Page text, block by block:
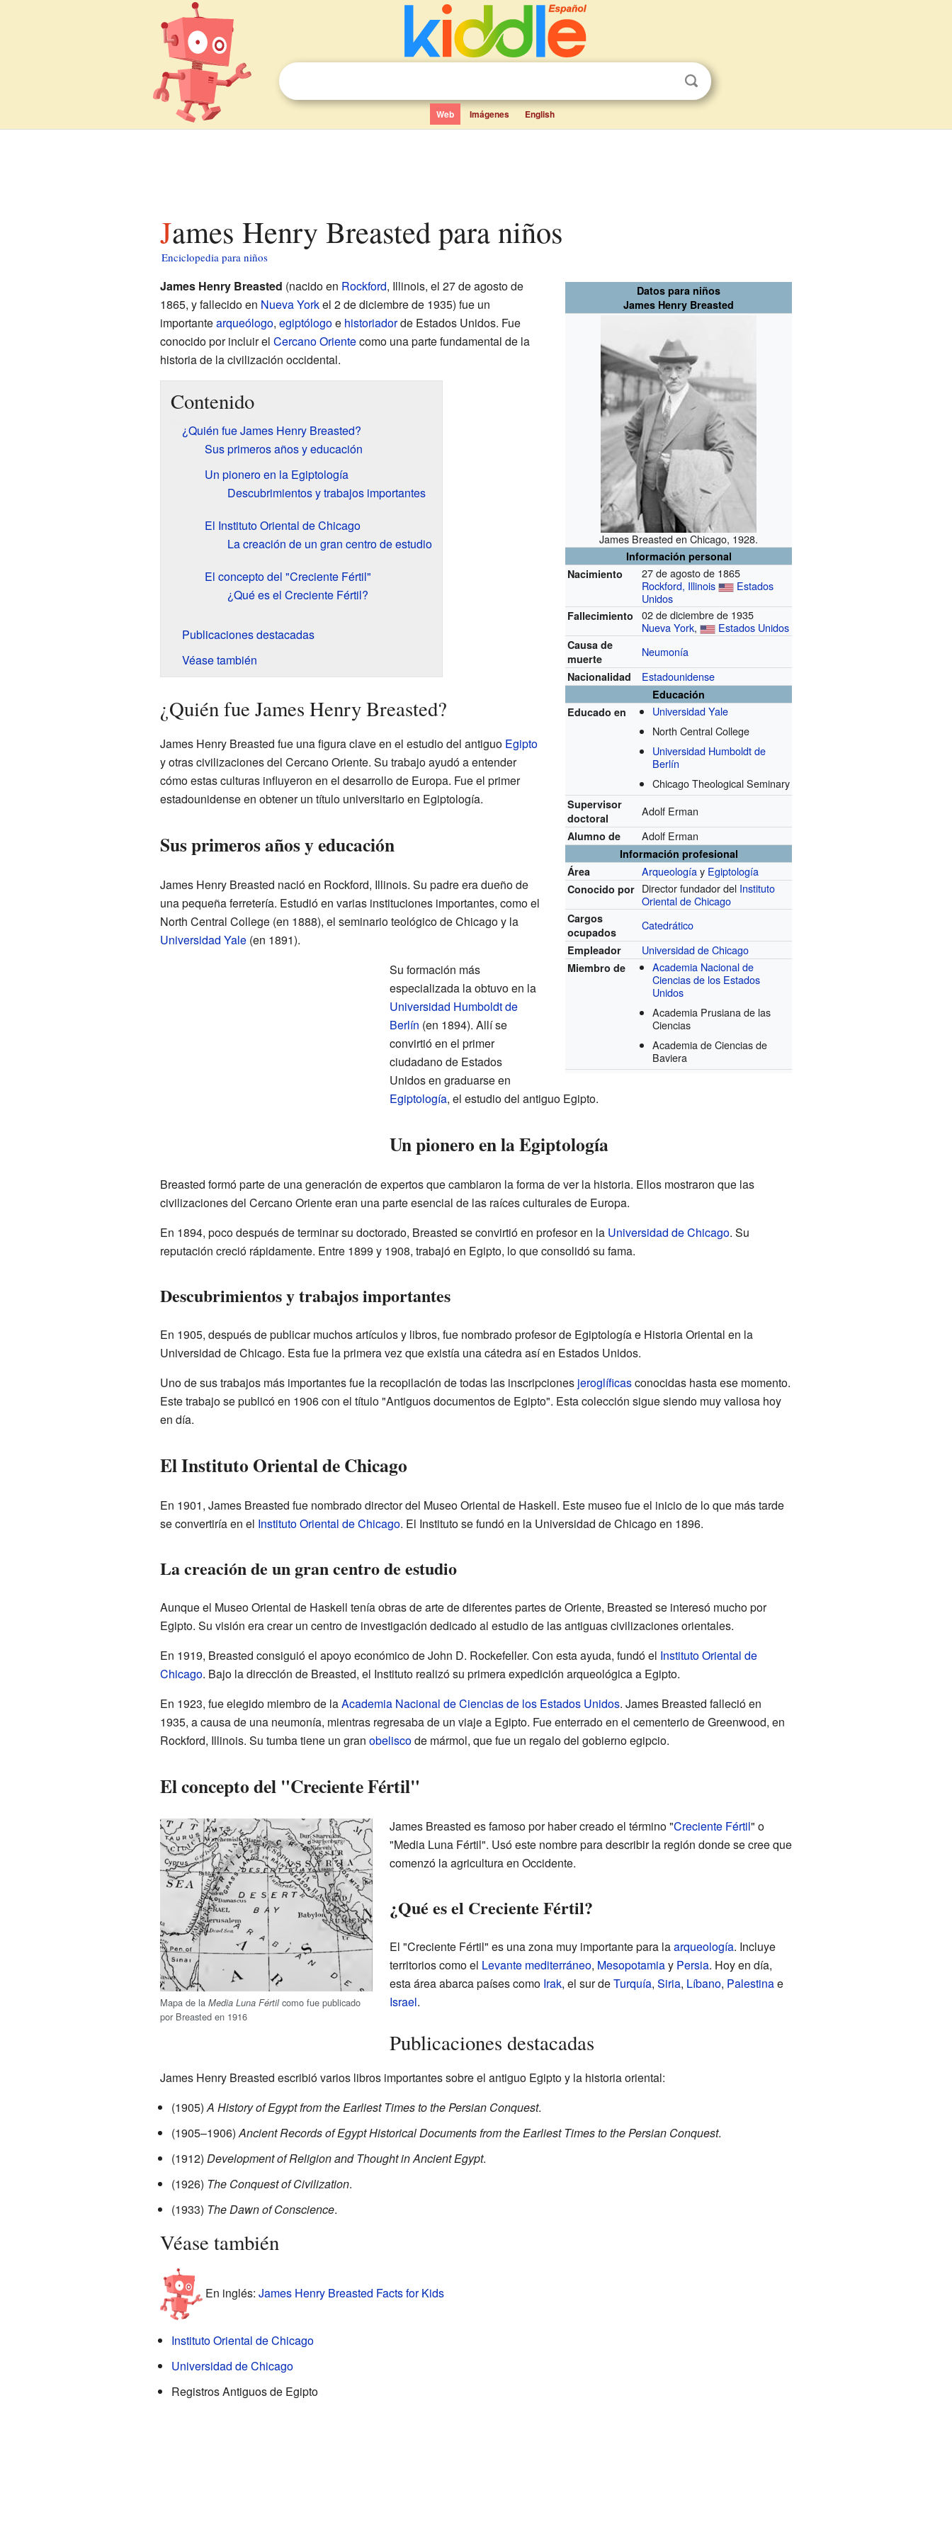
Web Imágenes English
James Henry Breasted para niños
Enciclopedia para niños
Datos para niños
James Henry Breasted
James Breasted en Chicago, 1928.
Información personal
Nacimiento
27 de agosto de 1865
Rockford, Illinois
Estados
Unidos
Fallecimiento
02 de diciembre de 1935
Nueva York, Estados Unidos
Causa de
muerte
Neumonía
Nacionalidad Estadounidense
Educación
Educado en
Universidad Yale
North Central College
Universidad Humboldt de
Berlín
Chicago Theological Seminary
Supervisor
doctoral
Adolf Erman
Alumno de Adolf Erman
Información profesional
Área
Arqueologíay Egiptología
Conocido por Director fundador del Instituto
Oriental de Chicago
Cargos
ocupados
Catedrático
Empleador Universidad de Chicago
Miembro de
Academia Nacional de
Ciencias de los Estados
Unidos
Academia Prusiana de las
Ciencias
Academia de Ciencias de
Baviera
James Henry Breasted (nacido en Rockford, Illinois, el 27 de agosto de
1865, y fallecido en Nueva Yorkel 2 de diciembre de 1935) fue un
importantearqueólogo, egiptólogoe historiadorde Estados Unidos. Fue
conocido por incluir el Cercano Orientecomo una parte fundamental de la
historia de la civilización occidental.
Contenido
¿Quién fue James Henry Breasted?
Sus primeros años y educación
Un pionero en la Egiptología
Descubrimientos y trabajos importantes
El Instituto Oriental de Chicago
La creación de un gran centro de estudio
El concepto del "Creciente Fértil"
¿Qué es el Creciente Fértil?
Publicaciones destacadas
Véase también
¿Quién fue James Henry Breasted?
James Henry Breasted fue una figura clave en el estudio del antiguo Egipto
y otras civilizaciones del Cercano Oriente. Su trabajo ayudó a entender
cómo estas culturas influyeron en el desarrollo de Europa. Fue el primer
estadounidense en obtener un título universitario en Egiptología.
Sus primeros años y educación
James Henry Breasted nació en Rockford, Illinois. Su padre era dueño de
una pequeña ferretería. Estudió en varias instituciones importantes, como el
North Central College (en 1888), el seminario teológico de Chicago y la
Universidad Yale(en 1891).
Su formación más
especializada la obtuvo en la
Universidad Humboldt de
Berlín (en 1894). Allí se
convirtió en el primer
ciudadano de Estados
Unidos en graduarse en
Egiptología, el estudio del antiguo Egipto.
Un pionero en la Egiptología
Breasted formó parte de una generación de expertos que cambiaron la forma de ver la historia. Ellos mostraron que las
civilizaciones del Cercano Oriente eran una parte esencial de las raíces culturales de Europa.
En 1894, poco después de terminar su doctorado, Breasted se convirtió en profesor en la Universidad de Chicago. Su
reputación creció rápidamente. Entre 1899 y 1908, trabajó en Egipto, lo que consolidó su fama.
Descubrimientos y trabajos importantes
En 1905, después de publicar muchos artículos y libros, fue nombrado profesor de Egiptología e Historia Oriental en la
Universidad de Chicago. Esta fue la primera vez que existía una cátedra así en Estados Unidos.
Uno de sus trabajos más importantes fue la recopilación de todas las inscripciones jeroglíficasconocidas hasta ese momento.
Este trabajo se publicó en 1906 con el título "Antiguos documentos de Egipto". Esta colección sigue siendo muy valiosa hoy
en día.
El Instituto Oriental de Chicago
En 1901, James Breasted fue nombrado director del Museo Oriental de Haskell. Este museo fue el inicio de lo que más tarde
se convertiría en el Instituto Oriental de Chicago. El Instituto se fundó en la Universidad de Chicago en 1896.
La creación de un gran centro de estudio
Aunque el Museo Oriental de Haskell tenía obras de arte de diferentes partes de Oriente, Breasted se interesó mucho por
Egipto. Su visión era crear un centro de investigación dedicado al estudio de las antiguas civilizaciones orientales.
En 1919, Breasted consiguió el apoyo económico de John D. Rockefeller. Con esta ayuda, fundó el Instituto Oriental de
Chicago. Bajo la dirección de Breasted, el Instituto realizó su primera expedición arqueológica a Egipto.
En 1923, fue elegido miembro de laAcademia Nacional de Ciencias de los Estados Unidos. James Breasted falleció en
1935, a causa de una neumonía, mientras regresaba de un viaje a Egipto. Fue enterrado en el cementerio de Greenwood, en
Rockford, Illinois. Su tumba tiene un gran obeliscode mármol, que fue un regalo del gobierno egipcio.
El concepto del "Creciente Fértil"
Mapa de la Media Luna Fértilcomo fue publicado
por Breasted en 1916
James Breasted es famoso por haber creado el término "Creciente Fértil" o
"Media Luna Fértil". Usó este nombre para describir la región donde se cree que
comenzó la agricultura en Occidente.
¿Qué es el Creciente Fértil?
El "Creciente Fértil" es una zona muy importante para laarqueología. Incluye
territorios como el Levante mediterráneo, Mesopotamiay Persia. Hoy en día,
esta área abarca países como Irak, el sur deTurquía, Siria, Líbano, Palestinae
Israel.
Publicaciones destacadas
James Henry Breasted escribió varios libros importantes sobre el antiguo Egipto y la historia oriental:
(1905)A History of Egypt from the Earliest Times to the Persian Conquest.
(1905–1906)Ancient Records of Egypt Historical Documents from the Earliest Times to the Persian Conquest.
(1912) Development of Religion and Thought in Ancient Egypt.
(1926) The Conquest of Civilization.
(1933) The Dawn of Conscience.
Véase también
En inglés: James Henry Breasted Facts for Kids
Instituto Oriental de Chicago
Universidad de Chicago
Registros Antiguos de Egipto